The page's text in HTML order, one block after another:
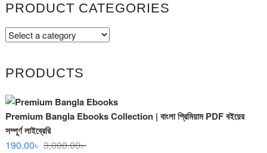
PRODUCT CATEGORIES
PRODUCTS
Premium Bangla Ebooks Collection | বাংলা প্রিমিয়াম PDF বইয়ের
সম্পূর্ণ লাইব্রেরি
3,000.00৳Original
190.00৳
Current